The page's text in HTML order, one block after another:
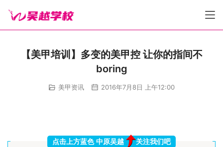
【美甲培训】多变的美甲控 让你的指间不
boring
美甲资讯 2016年7月8日 上午12:00
点击上方蓝色 中原吴越 关注我们吧